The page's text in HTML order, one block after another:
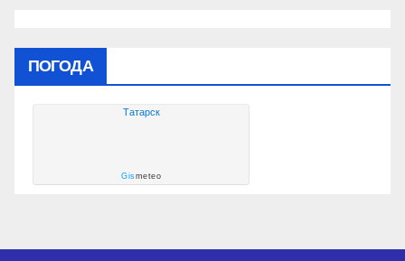
ПОГОДА
Татарск
Gismeteo